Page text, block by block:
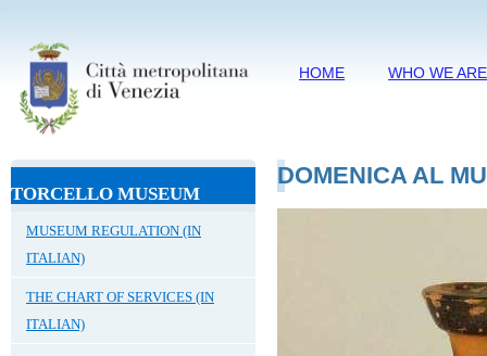
HOME WHO WE ARE
TORCELLO MUSEUM
MUSEUM REGULATION (IN
ITALIAN)
THE CHART OF SERVICES (IN
ITALIAN)
DOMENICA AL